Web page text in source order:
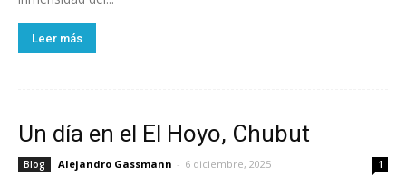
Leer más
Un día en el El Hoyo, Chubut
Blog Alejandro Gassmann - 6 diciembre, 2025 1